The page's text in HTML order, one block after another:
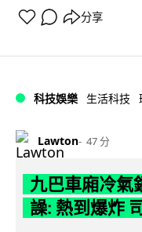
分享
科技娛樂 生活科技
Lawton 47 分
九巴車廂冷氣
譟: 熱到爆炸